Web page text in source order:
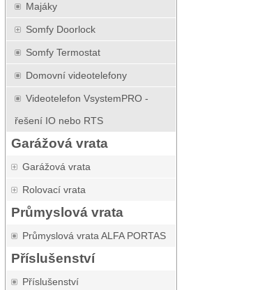
Majáky
Somfy Doorlock
Somfy Termostat
Domovní videotelefony
Videotelefon VsystemPRO -
řešení IO nebo RTS
Garážová vrata
Garážová vrata
Rolovací vrata
Průmyslová vrata
Průmyslová vrata ALFA PORTAS
Příslušenství
Příslušenství